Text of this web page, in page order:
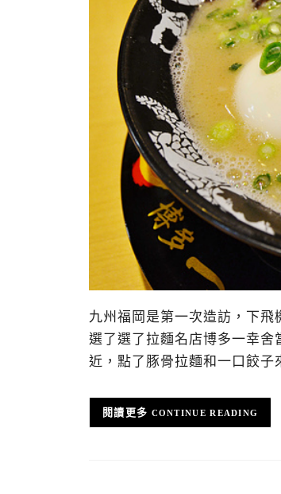
九州福岡是第一次造訪，下
選了選了拉麵名店博多一幸
近，點了豚骨拉麵和一口餃子
CONTINUE READING